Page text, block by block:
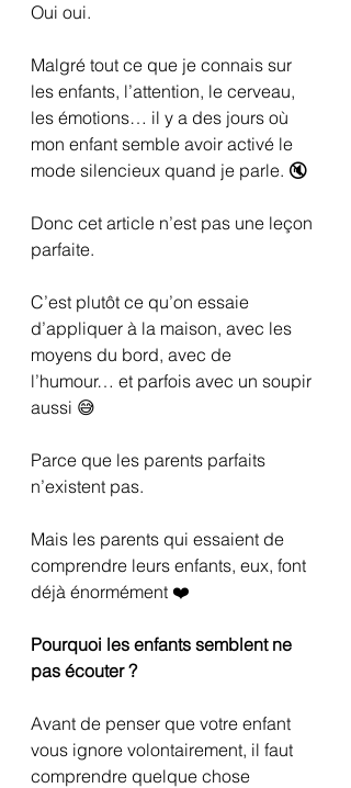
Oui oui.
Malgré tout ce que je connais sur
les enfants, l’attention, le cerveau,
les émotions… il y a des jours où
mon enfant semble avoir activé le
mode silencieux quand je parle. 🔇
Donc cet article n’est pas une leçon
parfaite.
C’est plutôt ce qu’on essaie
d’appliquer à la maison, avec les
moyens du bord, avec de
l’humour… et parfois avec un soupir
aussi 😅
Parce que les parents parfaits
n’existent pas.
Mais les parents qui essaient de
comprendre leurs enfants, eux, font
déjà énormément ❤️
Pourquoi les enfants semblent ne
pas écouter ?
Avant de penser que votre enfant
vous ignore volontairement, il faut
comprendre quelque chose